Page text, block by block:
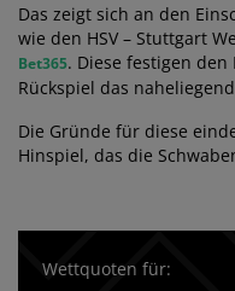
Das zeigt sich an den
wie den HSV – Stuttgart
Bet365. Diese festigen den
Rückspiel das
Die Gründe für diese
Hinspiel, das die
Wettquoten für: